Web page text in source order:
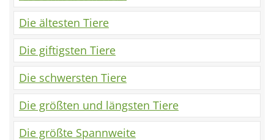
Die ältesten Tiere
Die giftigsten Tiere
Die schwersten Tiere
Die größten und längsten Tiere
Die größte Spannweite